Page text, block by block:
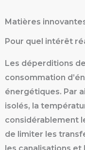
Matières
Pour quel intérêt
Les déperditions
consommation
énergétiques. Par
isolés, la
considérablement
de limiter les